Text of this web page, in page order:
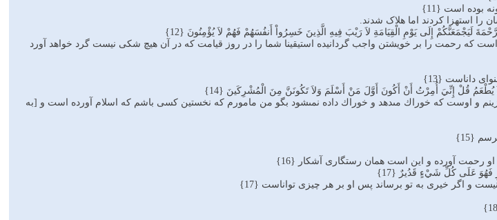
بوده است {11}
إِلَى يَوْمِ الْقِيَامَةِ لاَ رَيْبَ فِيهِ الَّذِينَ خَسِرُواْ أَنفُسَهُمْ فَهُمْ لاَ يُؤْمِنُونَ {12}
كه رحمت را بر خويشتن واجب گردانيده است‏يقينا شما را در روز قيامت كه در آن هيچ شكى نيست گرد خواهد آورد
داناست {13}
يُطْعَمُ قُلْ إِنِّيَ أُمِرْتُ أَنْ أَكُونَ أَوَّلَ مَنْ أَسْلَمَ وَلاَ تَكُونَنَّ مِنَ الْمُشْرِكَينَ {14}
و اوست كه خوراك مى‏دهد و خوراك داده نمى‏شود بگو من مامورم كه نخستين كسى باشم كه اسلام آورده است و [به
{15}
رحمت آورده و اين است همان رستگارى آشكار {16}
عَلَى كُلِّ شَيْءٍ قَدُيرٌ {17}
و اگر خيرى به تو برساند پس او بر هر چيزى تواناست {17}